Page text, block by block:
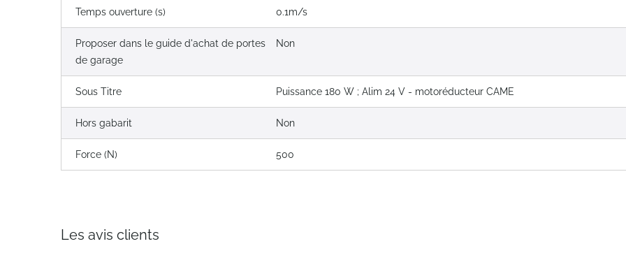
Temps ouverture (s) 0.1m/s
Proposer dans le guide d'achat de portes
de garage
Non
Sous Titre Puissance 180 W ; Alim 24 V - motoréducteur CAME
Hors gabarit Non
Force (N) 500
Les avis clients